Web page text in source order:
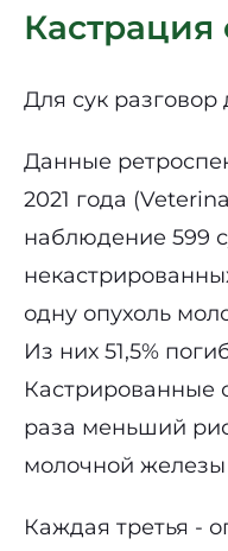
Кастрация
Для сук разговор
Данные
2021 года
наблюдение 599
одну опухоль
Из них 51,5%
Кастрированные
раза меньший
молочной железы
Каждая третья -